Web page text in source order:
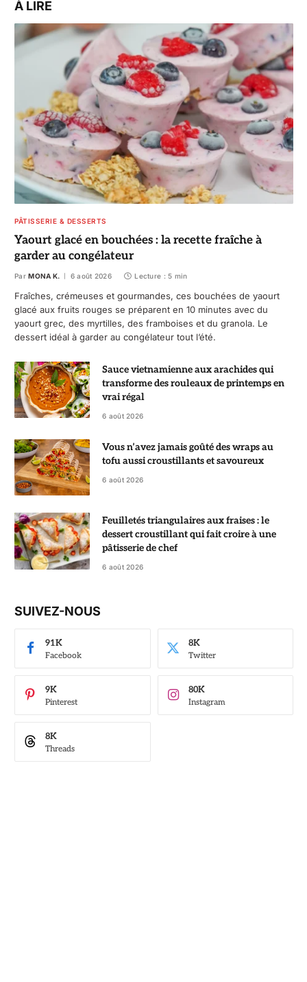
À LIRE
PÂTISSERIE & DESSERTS
Yaourt glacé en bouchées : la recette fraîche à
garder au congélateur
Par MONA K. 6 août 2026 Lecture : 5 min
Fraîches, crémeuses et gourmandes, ces bouchées de yaourt
glacé aux fruits rouges se préparent en 10 minutes avec du
yaourt grec, des myrtilles, des framboises et du granola. Le
dessert idéal à garder au congélateur tout l’été.
Sauce vietnamienne aux arachides qui
transforme des rouleaux de printemps en
vrai régal
6 août 2026
Vous n’avez jamais goûté des wraps au
tofu aussi croustillants et savoureux
6 août 2026
Feuilletés triangulaires aux fraises : le
dessert croustillant qui fait croire à une
pâtisserie de chef
6 août 2026
SUIVEZ-NOUS
Facebook
91K
Twitter
8K
Pinterest
9K
Instagram
80K
Threads
8K